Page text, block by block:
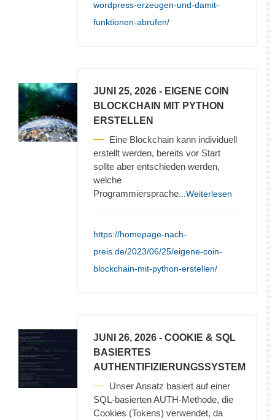
wordpress-erzeugen-und-damit-
funktionen-abrufen/
JUNI 25, 2026 - EIGENE COIN
BLOCKCHAIN MIT PYTHON
ERSTELLEN
Eine Blockchain kann individuell
erstellt werden, bereits vor Start
sollte aber entschieden werden,
welche
Programmiersprache ...Weiterlesen
https://homepage-nach-
preis.de/2023/06/25/eigene-coin-
blockchain-mit-python-erstellen/
JUNI 26, 2026 - COOKIE & SQL
BASIERTES
AUTHENTIFIZIERUNGSSYSTEM
Unser Ansatz basiert auf einer
SQL-basierten AUTH-Methode, die
Cookies (Tokens) verwendet, da